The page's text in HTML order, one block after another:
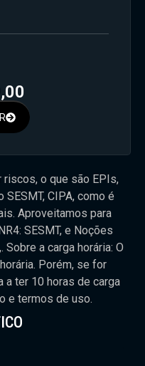
o que são EPIs,
CIPA, como é
Aproveitamos para
SESMT, e Noções
a carga horária: O
Porém, se for
a ter 10 horas de carga
e termos de uso.